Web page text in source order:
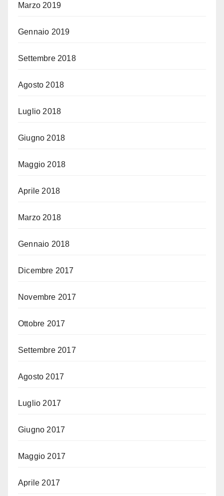
Marzo 2019
Gennaio 2019
Settembre 2018
Agosto 2018
Luglio 2018
Giugno 2018
Maggio 2018
Aprile 2018
Marzo 2018
Gennaio 2018
Dicembre 2017
Novembre 2017
Ottobre 2017
Settembre 2017
Agosto 2017
Luglio 2017
Giugno 2017
Maggio 2017
Aprile 2017